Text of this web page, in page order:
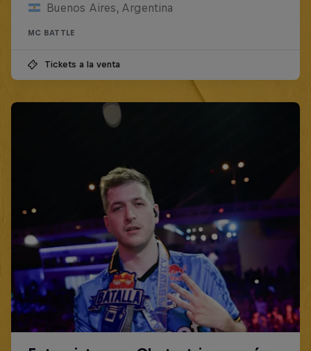
Buenos Aires, Argentina
MC BATTLE
Tickets a la venta